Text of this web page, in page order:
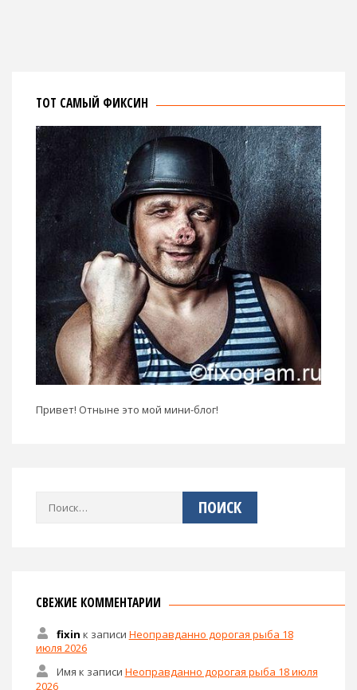
ТОТ САМЫЙ ФИКСИН
Привет! Отныне это мой мини-блог!
Найти:
СВЕЖИЕ КОММЕНТАРИИ
fixin к записи Неоправданно дорогая рыба 18
июля 2026
Имя к записи Неоправданно дорогая рыба 18 июля
2026